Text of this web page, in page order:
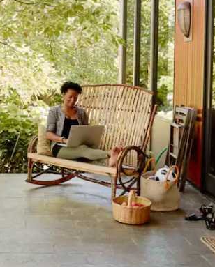
flecha hacia arriba y hacia abajo o explora